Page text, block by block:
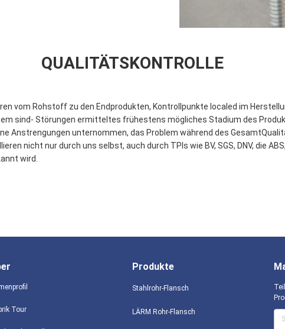
QUALITÄTSKONTROLLE
vom Rohstoff zu den Endprodukten, Kontrollpunkte localed im
sind- Störungen ermitteltes frühestens mögliches Stadium des
Anstrengungen unternommen, das Problem während des
nicht nur durch uns selbst, auch durch TPIs wie BV, SGS, DNV, die
wird.
Tour
Produkte
Stahlrohr-Flansch
LÄRM Rohr-Flansch